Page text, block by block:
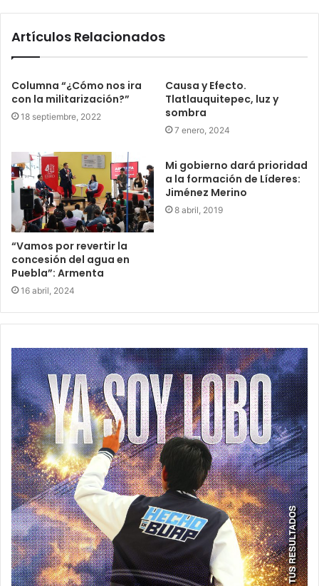
Artículos Relacionados
Columna “¿Cómo nos ira
con la militarización?”
18 septiembre, 2022
Causa y Efecto.
Tlatlauquitepec, luz y
sombra
7 enero, 2024
“Vamos por revertir la
concesión del agua en
Puebla”: Armenta
16 abril, 2024
Mi gobierno dará prioridad
a la formación de Líderes:
Jiménez Merino
8 abril, 2019